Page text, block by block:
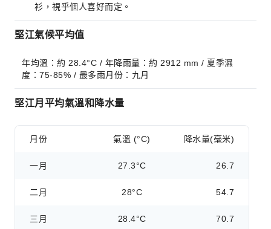
衫，視乎個人喜好而定。
堅江氣候平均值
年均溫：約 28.4°C / 年降雨量：約 2912 mm / 夏季濕
度：75-85% / 最多雨月份：九月
堅江月平均氣溫和降水量
月份 氣溫 (°C) 降水量(毫米)
一月 27.3°C 26.7
二月 28°C 54.7
三月 28.4°C 70.7